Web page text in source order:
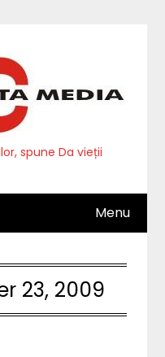
spune Da vieții
Menu
23, 2009